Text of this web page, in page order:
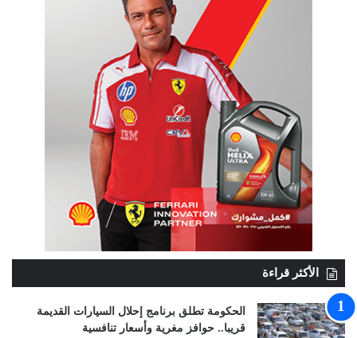
الأكثر قراءة
الحكومة تطلق برنامج إحلال السيارات القديمة
قريبا.. حوافز مغرية وأسعار تنافسية